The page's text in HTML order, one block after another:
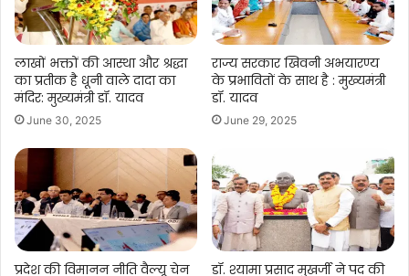
लाखों भक्तों की आस्था और श्रद्धा
का प्रतीक है धूनी वाले दादा का
मंदिर: मुख्यमंत्री डॉ. यादव
June 30, 2025
राज्य सरकार खिवनी अभयारण्य
के प्रभावितों के साथ है : मुख्यमंत्री
डॉ. यादव
June 29, 2025
प्रदेश की विमानन नीति वैल्यू चेन
डॉ. श्यामा प्रसाद मुखर्जी ने पद की